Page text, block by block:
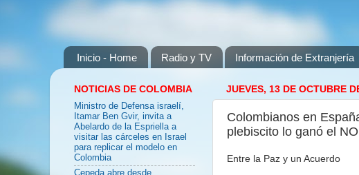
Inicio - Home Radio y TV Información de Extranjería
JUEVES, 13 DE OCTUBRE
Colombianos en
plebiscito lo ganó el NO
Entre la Paz y un Acuerdo
NOTICIAS DE COLOMBIA
Ministro de Defensa israelí,
Itamar Ben Gvir, invita a
Abelardo de la Espriella a
visitar las cárceles en Israel
para replicar el modelo en
Colombia